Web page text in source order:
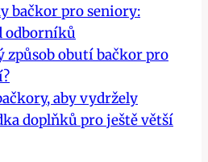
bačkor pro seniory:
odborníků
způsob obutí bačkor pro
aby vydržely
doplňků pro ještě větší